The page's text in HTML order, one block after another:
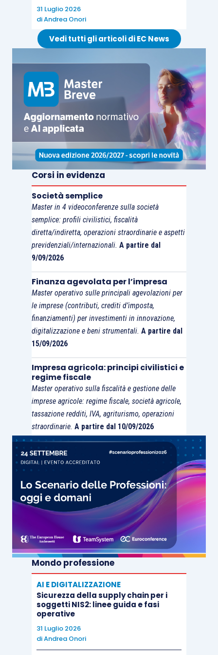
36.894,00
In ogni caso i conguagli in denaro operati tra
studio e socio sono di tipo finanziario e non
hanno effetti reddituali in capo ad alcuno dei
soggetti coinvolti.
Va inoltre sottolineato che il
trasferimento delle
ritenutedeve avere data certaed è soggetto ad
esplicito assenso da parte degli associati.
Per approfondire questioni attinenti all’articolo vi
raccomandiamo il seguente corso:
31 Luglio 2026
diAndrea Onori
Vedi tutti gli articoli di EC News
Corsi in evidenza
Società semplice
Master in 4 videoconferenze sulla società
semplice: profili civilistici, fiscalità
diretta/indiretta, operazioni straordinarie e aspetti
previdenziali/internazionali. A partire dal
9/09/2026
Finanza agevolata per l’impresa
Master operativo sulle principali agevolazioni per
le imprese (contributi, crediti d’imposta,
finanziamenti) per investimenti in innovazione,
digitalizzazione e beni strumentali. A partire dal
15/09/2026
Impresa agricola: principi civilistici e
regime fiscale
Master operativo sulla fiscalità e gestione delle
imprese agricole: regime fiscale, società agricole,
tassazione redditi, IVA, agriturismo, operazioni
straordinarie. A partire dal 10/09/2026
Mondo professione
AI E DIGITALIZZAZIONE
Sicurezza della supply chain per i
soggetti NIS2: linee guida e fasi
operative
31 Luglio 2026
diAndrea Onori